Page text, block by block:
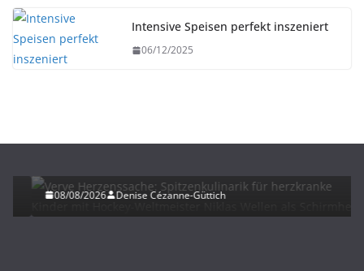
Intensive Speisen perfekt inszeniert
06/12/2025
08/08/2026 Denise Cézanne-Güttich